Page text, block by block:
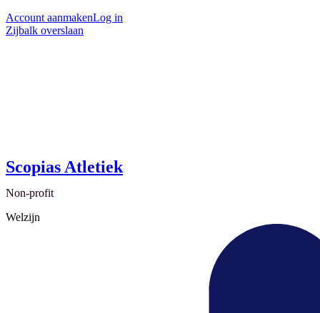
Account aanmakenLog in
Zijbalk overslaan
Scopias Atletiek
Non-profit
Welzijn